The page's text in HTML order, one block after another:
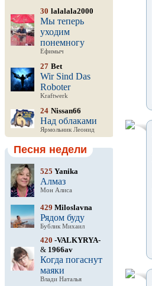
30 lalalala2000
Мы теперь
уходим
понемногу
Ефимыч
27 Bet
Wir Sind Das
Roboter
Kraftwerk
24 Nissan66
Над облаками
Ярмольник Леонид
Песня недели
525 Yanika
Алмаз
Мон Алиса
429 Miloslavna
Рядом буду
Бублик Михаил
420 -VALKYRYA-
& 1966av
Когда погаснут
маяки
Влади Наталья